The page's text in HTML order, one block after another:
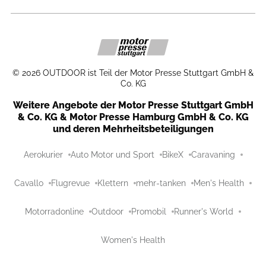
© 2026 OUTDOOR ist Teil der Motor Presse Stuttgart GmbH &
Co. KG
Weitere Angebote der Motor Presse Stuttgart GmbH
& Co. KG & Motor Presse Hamburg GmbH & Co. KG
und deren Mehrheitsbeteiligungen
Aerokurier Auto Motor und Sport BikeX Caravaning
Cavallo Flugrevue Klettern mehr-tanken Men's Health
Motorradonline Outdoor Promobil Runner's World
Women's Health